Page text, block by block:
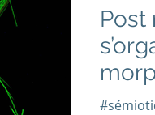
Post